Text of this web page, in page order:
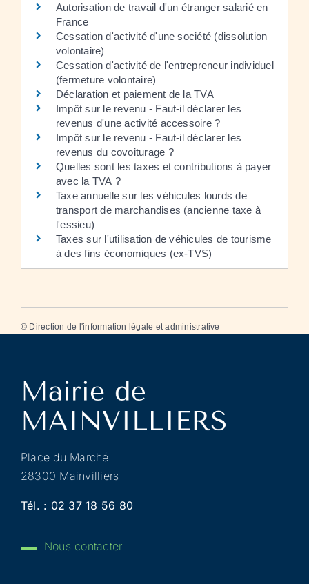
Autorisation de travail d'un étranger salarié en
France
Cessation d'activité d'une société (dissolution
volontaire)
Cessation d'activité de l'entrepreneur individuel
(fermeture volontaire)
Déclaration et paiement de la TVA
Impôt sur le revenu - Faut-il déclarer les
revenus d'une activité accessoire ?
Impôt sur le revenu - Faut-il déclarer les
revenus du covoiturage ?
Quelles sont les taxes et contributions à payer
avec la TVA ?
Taxe annuelle sur les véhicules lourds de
transport de marchandises (ancienne taxe à
l'essieu)
Taxes sur l'utilisation de véhicules de tourisme
à des fins économiques (ex-TVS)
© Direction de l'information légale et administrative
Place du Marché
28300 Mainvilliers
Tél. : 02 37 18 56 80
Nous contacter